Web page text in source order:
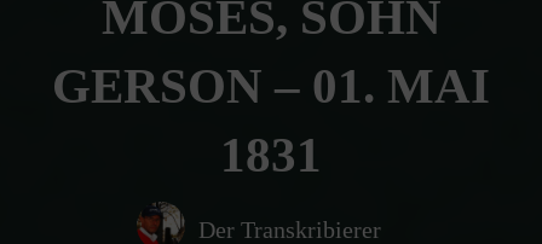
MOSES, SOHN
GERSON – 01. MAI
1831
Der Transkribierer